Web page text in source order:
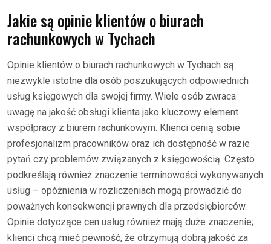
Jakie są opinie klientów o biurach
rachunkowych w Tychach
Opinie klientów o biurach rachunkowych w Tychach są
niezwykle istotne dla osób poszukujących odpowiednich
usług księgowych dla swojej firmy. Wiele osób zwraca
uwagę na jakość obsługi klienta jako kluczowy element
współpracy z biurem rachunkowym. Klienci cenią sobie
profesjonalizm pracowników oraz ich dostępność w razie
pytań czy problemów związanych z księgowością. Często
podkreślają również znaczenie terminowości wykonywanych
usług – opóźnienia w rozliczeniach mogą prowadzić do
poważnych konsekwencji prawnych dla przedsiębiorców.
Opinie dotyczące cen usług również mają duże znaczenie;
klienci chcą mieć pewność, że otrzymują dobrą jakość za